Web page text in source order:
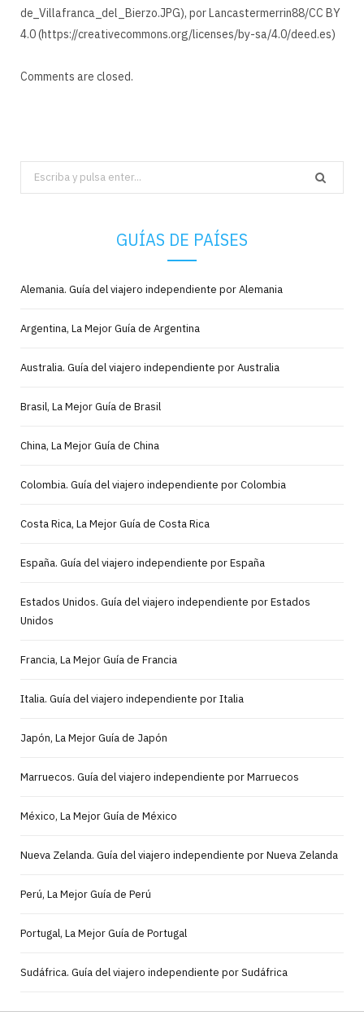
de_Villafranca_del_Bierzo.JPG), por Lancastermerrin88/CC BY
4.0 (https://creativecommons.org/licenses/by-sa/4.0/deed.es)
Comments are closed.
Search
for:
GUÍAS DE PAÍSES
Alemania. Guía del viajero independiente por Alemania
Argentina, La Mejor Guía de Argentina
Australia. Guía del viajero independiente por Australia
Brasil, La Mejor Guía de Brasil
China, La Mejor Guía de China
Colombia. Guía del viajero independiente por Colombia
Costa Rica, La Mejor Guía de Costa Rica
España. Guía del viajero independiente por España
Estados Unidos. Guía del viajero independiente por Estados
Unidos
Francia, La Mejor Guía de Francia
Italia. Guía del viajero independiente por Italia
Japón, La Mejor Guía de Japón
Marruecos. Guía del viajero independiente por Marruecos
México, La Mejor Guía de México
Nueva Zelanda. Guía del viajero independiente por Nueva Zelanda
Perú, La Mejor Guía de Perú
Portugal, La Mejor Guía de Portugal
Sudáfrica. Guía del viajero independiente por Sudáfrica